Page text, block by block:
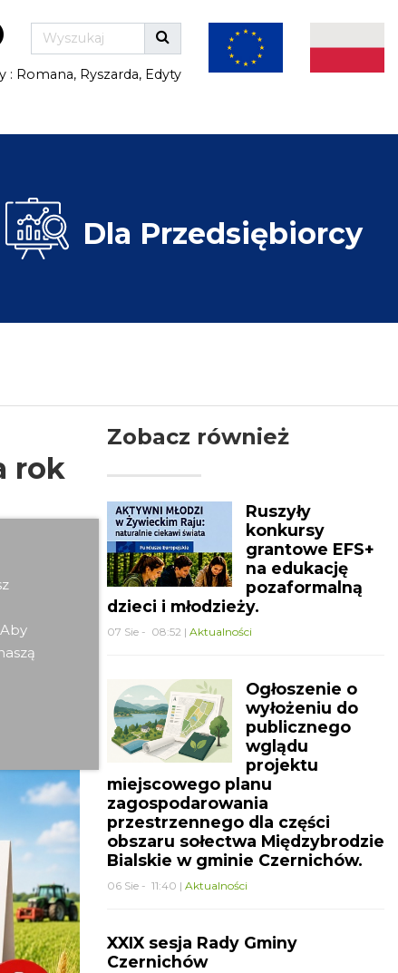
: Romana, Ryszarda, Edyty
Dla Przedsiębiorcy
rok
terminu
Zobacz również
Ruszyły
konkursy
grantowe EFS+
na edukację
pozaformalną
dzieci i młodzieży.
07 Sie - 08:52 | Aktualności
Ogłoszenie o
wyłożeniu do
publicznego
wglądu
projektu
miejscowego planu
zagospodarowania
przestrzennego dla części
obszaru sołectwa Międzybrodzie
Bialskie w gminie Czernichów.
06 Sie - 11:40 | Aktualności
XXIX sesja Rady Gminy
Czernichów